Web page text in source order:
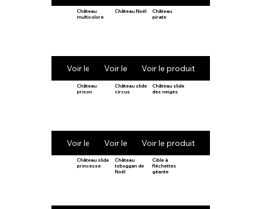
Château
multicolore
Voir le produit
Château Noël
Voir le produit
Château
pirate
Voir le produit
Château
prison
Voir le produit
Château slide
circus
Voir le produit
Château slide
des neiges
Voir le produit
Château slide
princesse
Château
toboggan de
Noël
Cible à
fléchettes
géante